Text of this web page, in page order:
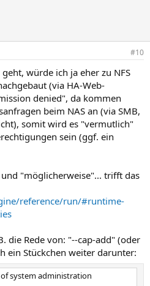
#10
würde ich ja eher zu NFS
(via HA-Web-
denied", da kommen
beim NAS an (via SMB,
somit wird es "vermutlich"
sein (ggf. ein
"möglicherweise"... trifft das
reference/run/#runtime-
die Rede von: "--cap-add" (oder
ein Stückchen weiter darunter:
system administration